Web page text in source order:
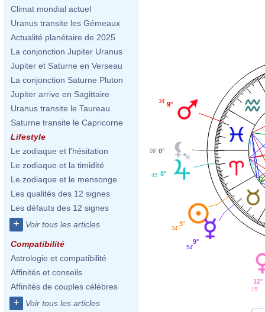
Climat mondial actuel
Uranus transite les Gémeaux
Actualité planétaire de 2025
La conjonction Jupiter Uranus
Jupiter et Saturne en Verseau
La conjonction Saturne Pluton
Jupiter arrive en Sagittaire
Uranus transite le Taureau
Saturne transite le Capricorne
Lifestyle
Le zodiaque et l'hésitation
Le zodiaque et la timidité
Le zodiaque et le mensonge
Les qualités des 12 signes
Les défauts des 12 signes
+ Voir tous les articles
Compatibilité
Astrologie et compatibilité
Affinités et conseils
Affinités de couples célèbres
+ Voir tous les articles
9°
34'
0°
09'
8°
45'
3°
34'
9°
54'
12°
15'